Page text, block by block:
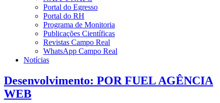
Portal do Egresso
Portal do RH
Programa de Monitoria
Publicações Científicas
Revistas Campo Real
WhatsApp Campo Real
Notícias
Desenvolvimento: POR FUEL AGÊNCIA
WEB